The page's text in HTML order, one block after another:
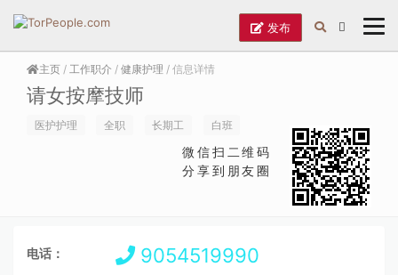
发布
主页 / 工作职介 / 健康护理 / 信息详情
请女按摩技师
医护护理 全职 长期工 白班
微信扫二维码
分享到朋友圈
电话： 9054519990